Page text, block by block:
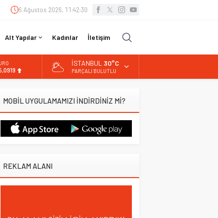
6 Ağustos 2026, 11:42:31
Alt Yapılar Kadınlar İletişim
İSTANBUL 30°C
PARÇALI BULUTLU
MOBİL UYGULAMAMIZI İNDİRDİNİZ Mİ?
REKLAM ALANI